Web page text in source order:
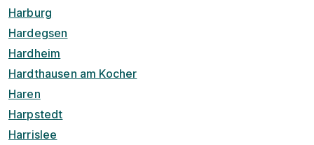
Harburg
Hardegsen
Hardheim
Hardthausen am Kocher
Haren
Harpstedt
Harrislee